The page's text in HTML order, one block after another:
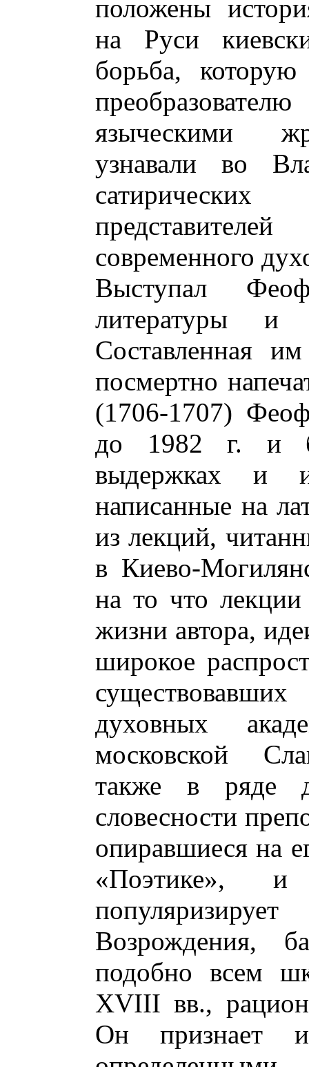
положены
на Руси
борьба,
языческими
узнавали во
современного
Выступал
литературы и
Составленная
посмертно
(1706-1707)
до 1982 г. и
выдержках и
написанные на
из лекций,
в Киево-
на то что
жизни автора,
широкое
духовных
московской
также в ряде
словесности
опиравшиеся на
«Поэтике», и
популяризирует
Возрождения,
подобно всем
XVIII вв.,
Он признает